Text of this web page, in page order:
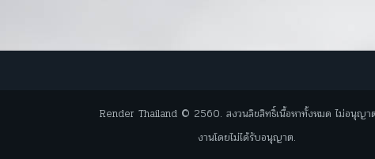
Render Thailand © 2560. สงวนลิขสิทธิ์เนื้อหาทั้งหมด ไม่อนุญาต
งานโดยไม่ได้รับอนุญาต.